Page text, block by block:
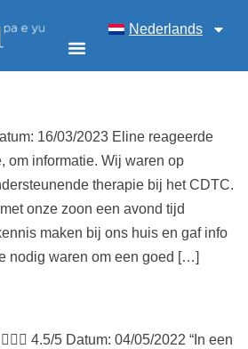
Nederlands
16/03/2023 Eline reageerde
om informatie. Wij waren op
therapie bij het CDTC.
onze zoon een avond tijd
maken bij ons huis en gaf info
nodig waren om een goed […]
4.5/5 Datum: 04/05/2022 “In een